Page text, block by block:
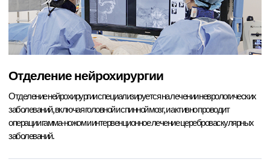
Отделение нейрохирургии
Отделение нейрохирургии специализируется на лечении неврологических
заболеваний, включая головной и спинной мозг, и активно проводит
операции гамма-ножом и интервенционное лечение цереброваскулярных
заболеваний.